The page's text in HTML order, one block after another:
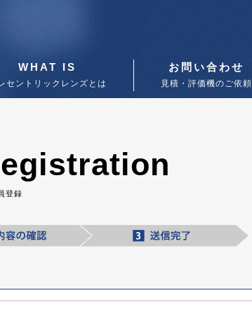
WHAT IS
セントリックレンズとは
お問い合わせ
見積・評価機のご依頼
登録